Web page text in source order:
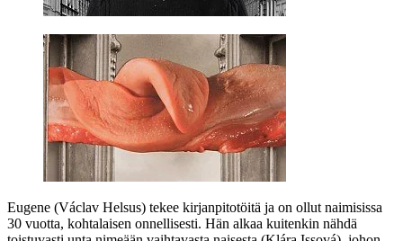
Eugene (Václav Helsus) tekee kirjanpitotöitä ja on ollut naimisissa
30 vuotta, kohtalaisen onnellisesti. Hän alkaa kuitenkin nähdä